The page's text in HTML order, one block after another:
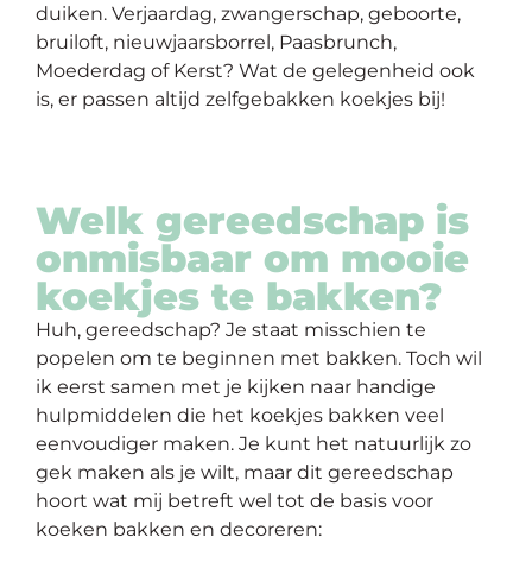
duiken. Verjaardag, zwangerschap, geboorte,
bruiloft, nieuwjaarsborrel, Paasbrunch,
Moederdag of Kerst? Wat de gelegenheid ook
is, er passen altijd zelfgebakken koekjes bij!
Welk gereedschap is
onmisbaar om mooie
koekjes te bakken?
Huh, gereedschap? Je staat misschien te
popelen om te beginnen met bakken. Toch wil
ik eerst samen met je kijken naar handige
hulpmiddelen die het koekjes bakken veel
eenvoudiger maken. Je kunt het natuurlijk zo
gek maken als je wilt, maar dit gereedschap
hoort wat mij betreft wel tot de basis voor
koeken bakken en decoreren: